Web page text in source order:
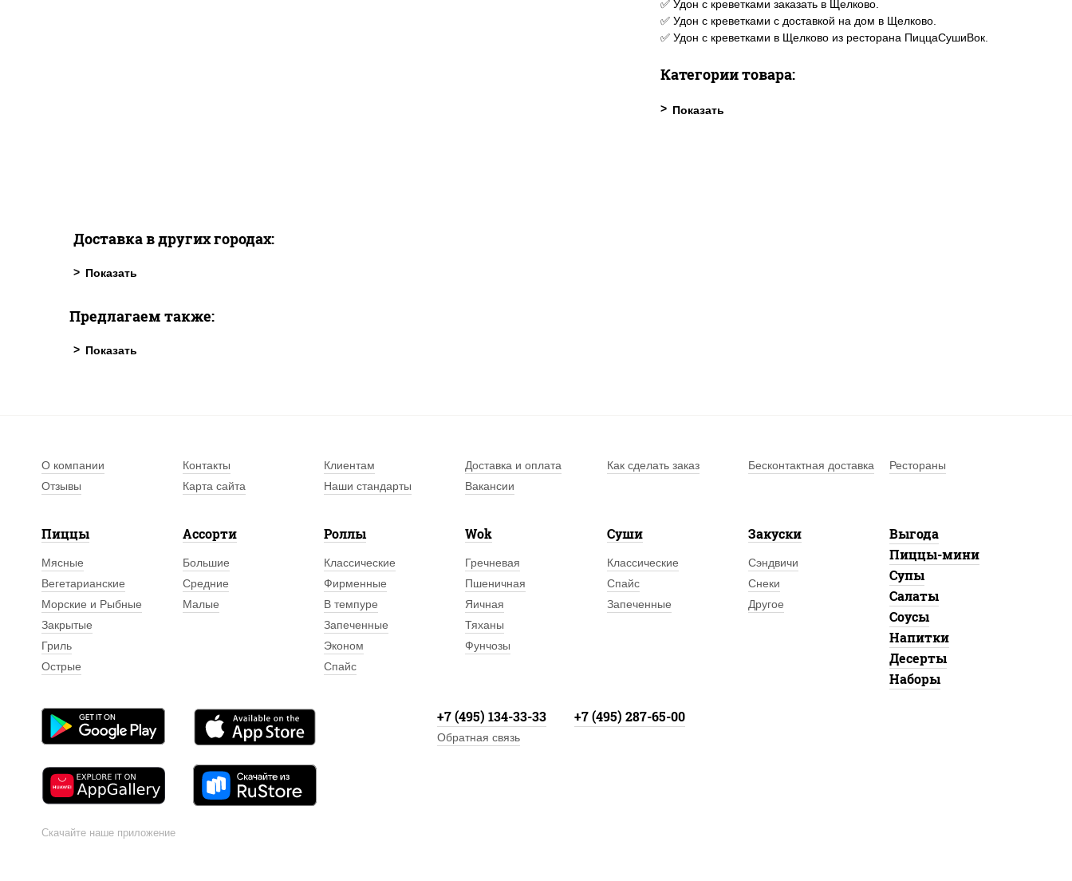
✅ Удон с креветками заказать в Щелково.
✅ Удон с креветками с доставкой на дом в Щелково.
✅ Удон с креветками в Щелково из ресторана ПиццаСушиВок.
Категории товара:
Доставка в других городах:
Предлагаем также:
О компании Контакты Клиентам Доставка и оплата Как сделать заказ Бесконтактная доставка
Рестораны
Отзывы
Карта сайта Наши стандарты Вакансии
Пиццы
Мясные
Вегетарианские
Морские и Рыбные
Закрытые
Гриль
Острые
Ассорти
Большие
Средние
Малые
Роллы
Классические
Фирменные
В темпуре
Запеченные
Эконом
Спайс
Wok
Гречневая
Пшеничная
Яичная
Тяханы
Фунчозы
Суши
Классические
Спайс
Запеченные
Закуски
Сэндвичи
Снеки
Другое
Выгода
Пиццы-мини
Супы
Салаты
Соусы
Напитки
Десерты
Наборы
Скачайте наше приложение
+7 (495) 134-33-33 +7 (495) 287-65-00
Обратная связь